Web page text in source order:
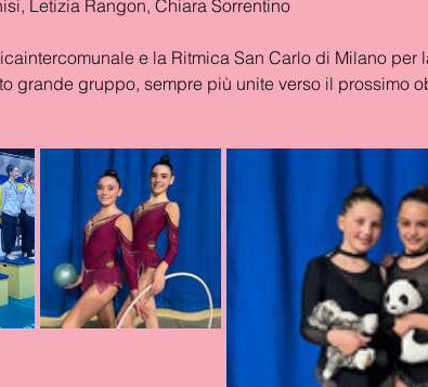
Letizia Rangon, Chiara Sorrentino
e la Ritmica San Carlo di Milano per
grande gruppo, sempre più unite verso il prossimo